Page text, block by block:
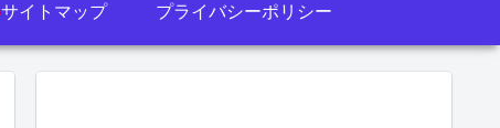
サイトマップ プライバシーポリシー